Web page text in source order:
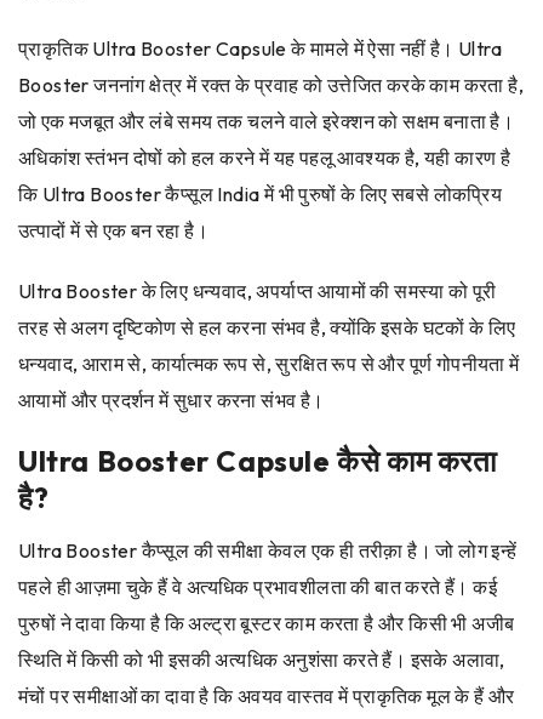
प्राकृतिक Ultra Booster Capsule के मामले में ऐसा नहीं है। Ultra
Booster जननांग क्षेत्र में रक्त के प्रवाह को उत्तेजित करके काम करता है,
जो एक मजबूत और लंबे समय तक चलने वाले इरेक्शन को सक्षम बनाता है।
अधिकांश स्तंभन दोषों को हल करने में यह पहलू आवश्यक है, यही कारण है
कि Ultra Booster कैप्सूल India में भी पुरुषों के लिए सबसे लोकप्रिय
उत्पादों में से एक बन रहा है।
Ultra Booster के लिए धन्यवाद, अपर्याप्त आयामों की समस्या को पूरी
तरह से अलग दृष्टिकोण से हल करना संभव है, क्योंकि इसके घटकों के लिए
धन्यवाद, आराम से, कार्यात्मक रूप से, सुरक्षित रूप से और पूर्ण गोपनीयता में
आयामों और प्रदर्शन में सुधार करना संभव है।
Ultra Booster Capsule कैसे काम करता
है?
Ultra Booster कैप्सूल की समीक्षा केवल एक ही तरीक़ा है। जो लोग इन्हें
पहले ही आज़मा चुके हैं वे अत्यधिक प्रभावशीलता की बात करते हैं। कई
पुरुषों ने दावा किया है कि अल्ट्रा बूस्टर काम करता है और किसी भी अजीब
स्थिति में किसी को भी इसकी अत्यधिक अनुशंसा करते हैं। इसके अलावा,
मंचों पर समीक्षाओं का दावा है कि अवयव वास्तव में प्राकृतिक मूल के हैं और